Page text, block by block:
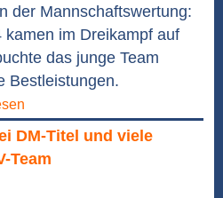
der Mannschaftswertung:
kamen im Dreikampf auf
das junge Team
Bestleistungen.
DM-Titel und viele
Team